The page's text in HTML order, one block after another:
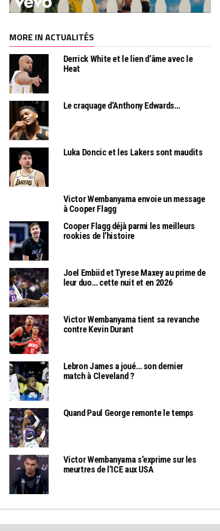
MORE IN ACTUALITÉS
Derrick White et le lien d’âme avec le
Heat
Le craquage d’Anthony Edwards…
Luka Doncic et les Lakers sont maudits
Victor Wembanyama envoie un message
à Cooper Flagg
Cooper Flagg déjà parmi les meilleurs
rookies de l’histoire
Joel Embiid et Tyrese Maxey au prime de
leur duo… cette nuit et en 2026
Victor Wembanyama tient sa revanche
contre Kevin Durant
Lebron James a joué… son dernier
match à Cleveland ?
Quand Paul George remonte le temps
Victor Wembanyama s’exprime sur les
meurtres de l’ICE aux USA